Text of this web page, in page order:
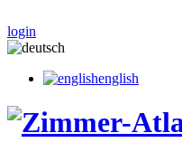
login
english